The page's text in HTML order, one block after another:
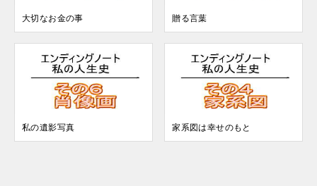
大切なお金の事 贈る言葉
私の遺影写真 家系図は幸せのもと